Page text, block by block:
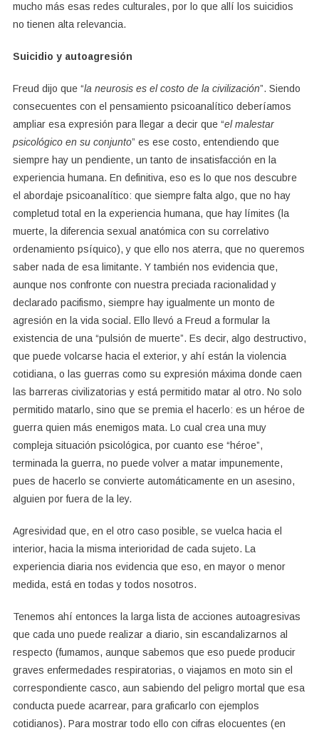
mucho más esas redes culturales, por lo que allí los suicidios
no tienen alta relevancia.
Suicidio y autoagresión
Freud dijo que “la neurosis es el costo de la civilización”. Siendo
consecuentes con el pensamiento psicoanalítico deberíamos
ampliar esa expresión para llegar a decir que “el malestar
psicológico en su conjunto” es ese costo, entendiendo que
siempre hay un pendiente, un tanto de insatisfacción en la
experiencia humana. En definitiva, eso es lo que nos descubre
el abordaje psicoanalítico: que siempre falta algo, que no hay
completud total en la experiencia humana, que hay límites (la
muerte, la diferencia sexual anatómica con su correlativo
ordenamiento psíquico), y que ello nos aterra, que no queremos
saber nada de esa limitante. Y también nos evidencia que,
aunque nos confronte con nuestra preciada racionalidad y
declarado pacifismo, siempre hay igualmente un monto de
agresión en la vida social. Ello llevó a Freud a formular la
existencia de una “pulsión de muerte”. Es decir, algo destructivo,
que puede volcarse hacia el exterior, y ahí están la violencia
cotidiana, o las guerras como su expresión máxima donde caen
las barreras civilizatorias y está permitido matar al otro. No solo
permitido matarlo, sino que se premia el hacerlo: es un héroe de
guerra quien más enemigos mata. Lo cual crea una muy
compleja situación psicológica, por cuanto ese “héroe”,
terminada la guerra, no puede volver a matar impunemente,
pues de hacerlo se convierte automáticamente en un asesino,
alguien por fuera de la ley.
Agresividad que, en el otro caso posible, se vuelca hacia el
interior, hacia la misma interioridad de cada sujeto. La
experiencia diaria nos evidencia que eso, en mayor o menor
medida, está en todas y todos nosotros.
Tenemos ahí entonces la larga lista de acciones autoagresivas
que cada uno puede realizar a diario, sin escandalizarnos al
respecto (fumamos, aunque sabemos que eso puede producir
graves enfermedades respiratorias, o viajamos en moto sin el
correspondiente casco, aun sabiendo del peligro mortal que esa
conducta puede acarrear, para graficarlo con ejemplos
cotidianos). Para mostrar todo ello con cifras elocuentes (en